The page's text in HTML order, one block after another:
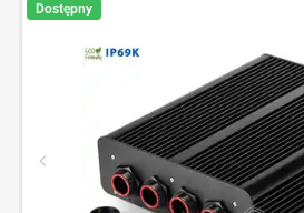
Dostępny